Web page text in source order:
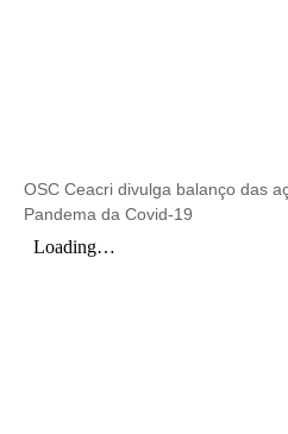
OSC Ceacri divulga balanço das
Pandema da Covid-19